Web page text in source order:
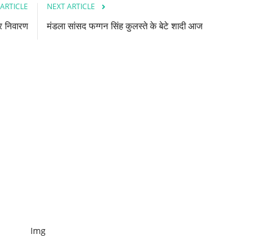
निवारण
NEXT ARTICLE
मंडला सांसद फग्गन सिंह कुलस्ते के बेटे शादी आज
Img